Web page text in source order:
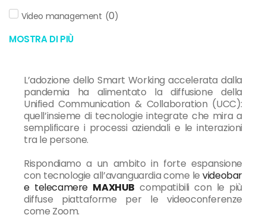
Video management (0)
MOSTRA DI PIÙ
L’adozione dello Smart Working accelerata dalla
pandemia ha alimentato la diffusione della
Unified Communication & Collaboration (UCC):
quell’insieme di tecnologie integrate che mira a
semplificare i processi aziendali e le interazioni
tra le persone.
Rispondiamo a un ambito in forte espansione
con tecnologie all’avanguardia come levideobar
e telecamere MAXHUB compatibili con le più
diffuse piattaforme per le videoconferenze
come Zoom.